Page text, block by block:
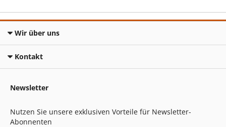
Wir über uns
Kontakt
Newsletter
Nutzen Sie unsere exklusiven Vorteile für Newsletter-
Abonnenten